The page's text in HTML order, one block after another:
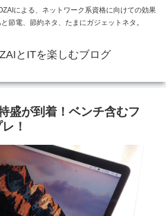
による、ネットワーク系資格に向けての効果
節電、節約ネタ、たまにガジェットネタ。
とITを楽しむブログ
盛が到着！ベンチ含むフ
！